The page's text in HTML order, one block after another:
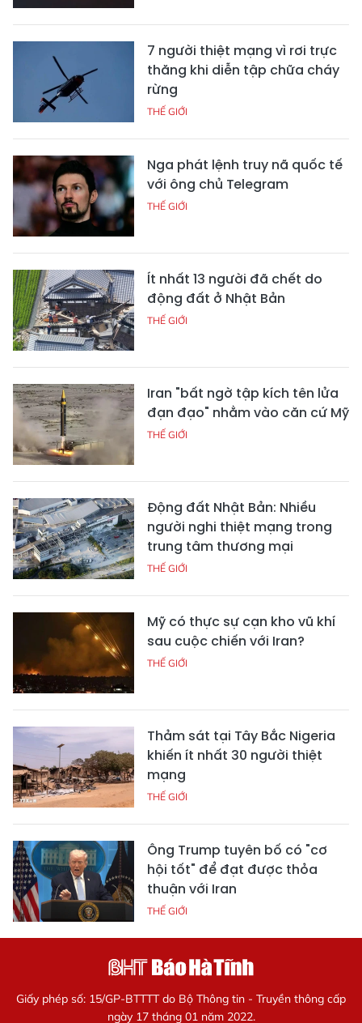
7 người thiệt mạng vì rơi trực
thăng khi diễn tập chữa cháy
rừng
THẾ GIỚI
Nga phát lệnh truy nã quốc tế
với ông chủ Telegram
THẾ GIỚI
Ít nhất 13 người đã chết do
động đất ở Nhật Bản
THẾ GIỚI
Iran "bất ngờ tập kích tên lửa
đạn đạo" nhằm vào căn cứ Mỹ
THẾ GIỚI
Động đất Nhật Bản: Nhiều
người nghi thiệt mạng trong
trung tâm thương mại
THẾ GIỚI
Mỹ có thực sự cạn kho vũ khí
sau cuộc chiến với Iran?
THẾ GIỚI
Thảm sát tại Tây Bắc Nigeria
khiến ít nhất 30 người thiệt
mạng
THẾ GIỚI
Ông Trump tuyên bố có "cơ
hội tốt" để đạt được thỏa
thuận với Iran
THẾ GIỚI
Giấy phép số: 15/GP-BTTTT do Bộ Thông tin - Truyền thông cấp
ngày 17 tháng 01 năm 2022.